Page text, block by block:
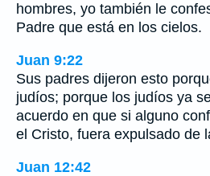
hombres, yo también le
Padre que está en los cielos.
Juan 9:22
Sus padres dijeron esto
judíos; porque los judíos ya
acuerdo en que si alguno
el Cristo, fuera expulsado de
Juan 12:42